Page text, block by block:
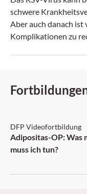
schwere
Aber auch danach
Komplikationen zu
DFP: 2 Punkte
DFP Videofortbildung
Adipositas-OP: Was
muss ich tun?